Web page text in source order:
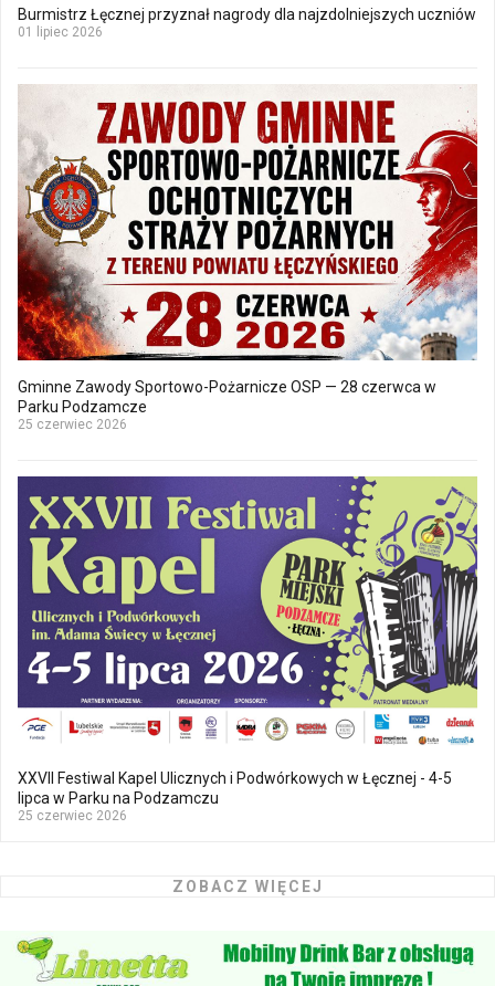
Burmistrz Łęcznej przyznał nagrody dla najzdolniejszych uczniów
01 lipiec 2026
Gminne Zawody Sportowo-Pożarnicze OSP — 28 czerwca w
Parku Podzamcze
25 czerwiec 2026
XXVII Festiwal Kapel Ulicznych i Podwórkowych w Łęcznej - 4-5
lipca w Parku na Podzamczu
25 czerwiec 2026
ZOBACZ WIĘCEJ